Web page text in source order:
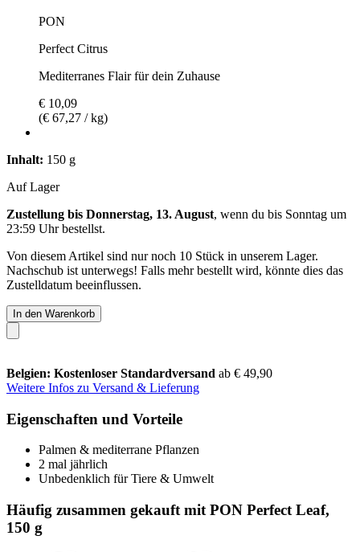
PON
Perfect Citrus
Mediterranes Flair für dein Zuhause
€ 10,09
(€ 67,27 / kg)
Inhalt: 150 g
Auf Lager
Zustellung bis Donnerstag, 13. August, wenn du bis Sonntag um
23:59 Uhrbestellst.
Von diesem Artikel sind nur noch 10 Stück in unserem Lager.
Nachschub ist unterwegs! Falls mehr bestellt wird, könnte dies das
Zustelldatum beeinflussen.
In den Warenkorb
Belgien: Kostenloser Standardversand ab € 49,90
Weitere Infos zu Versand & Lieferung
Eigenschaften und Vorteile
Palmen & mediterrane Pflanzen
2 mal jährlich
Unbedenklich für Tiere & Umwelt
Häufig zusammen gekauft mit PON Perfect Leaf,
150 g